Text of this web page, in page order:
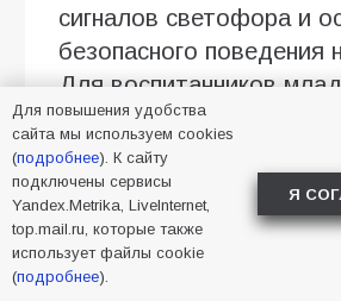
сигналов светофора и
безопасного поведения
Для воспитанников
информация подавалась
доступной,
что позволило
донести важные
дорожной безопасности.
Для повышения удобства
сайта мы используем cookies
(подробнее). К сайту
подключены сервисы
Yandex.Metrika, LiveInternet,
top.mail.ru, которые также
использует файлы cookie
(подробнее).
Я